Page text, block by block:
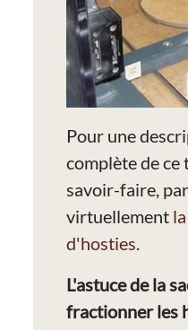
Pour une
complète de ce
savoir-faire,
virtuellement
d'hosties
L'astuce de la
fractionner les